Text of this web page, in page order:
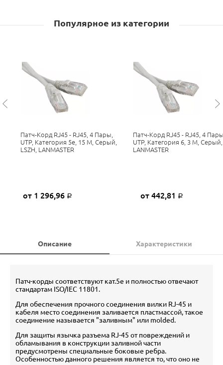
Популярное из категории
Патч-Корд RJ45 - RJ45, 4 Пары,
UTP, Категория 5е, 15 М, Серый,
LSZH, LANMASTER
от 1 296,96 Р
Патч-Корд RJ45 - RJ45, 4
UTP, Категория 6, 3 М, Серый,
LANMASTER
от 442,81 Р
Описание Характеристики
Патч-корды соответствуют кат.5е и полностью отвечают
стандартам ISO/IEC 11801.
Для обеспечения прочного соединения вилки RJ-45 и
кабеля место соединения заливается пластмассой, такое
соединение называется "заливным" или molded.
Для защиты язычка разъема RJ-45 от повреждений и
обламывания в конструкции заливной части
предусмотрены специальные боковые ребра.
Особенностью данного решения является то, что оно не